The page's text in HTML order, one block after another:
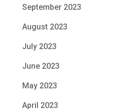
September 2023
August 2023
July 2023
June 2023
May 2023
April 2023